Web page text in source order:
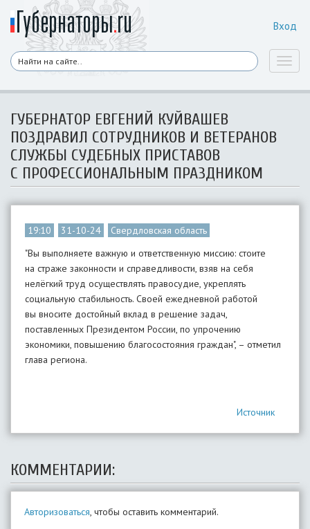
Вход
ГУБЕРНАТОР ЕВГЕНИЙ КУЙВАШЕВ
ПОЗДРАВИЛ СОТРУДНИКОВ И ВЕТЕРАНОВ
СЛУЖБЫ СУДЕБНЫХ ПРИСТАВОВ
С ПРОФЕССИОНАЛЬНЫМ ПРАЗДНИКОМ
19:10 31-10-24
Свердловская область
"Вы выполняете важную и ответственную миссию: стоите
на страже законности и справедливости, взяв на себя
нелёгкий труд осуществлять правосудие, укреплять
социальную стабильность. Своей ежедневной работой
вы вносите достойный вклад в решение задач,
поставленных Президентом России, по упрочению
экономики, повышению благосостояния граждан", – отметил
глава региона.
Источник
КОММЕНТАРИИ:
Авторизоваться, чтобы оставить комментарий.